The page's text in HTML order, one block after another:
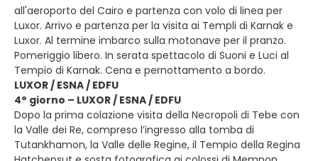
all'aeroporto del Cairo e partenza con volo di linea per
Luxor. Arrivo e partenza per la visita ai Templi di Karnak e
Luxor. Al termine imbarco sulla motonave per il pranzo.
Pomeriggio libero. In serata spettacolo di Suoni e Luci al
Tempio di Karnak. Cena e pernottamento a bordo.
LUXOR / ESNA / EDFU
4° giorno – LUXOR / ESNA / EDFU
Dopo la prima colazione visita della Necropoli di Tebe con
la Valle dei Re, compreso l’ingresso alla tomba di
Tutankhamon, la Valle delle Regine, il Tempio della Regina